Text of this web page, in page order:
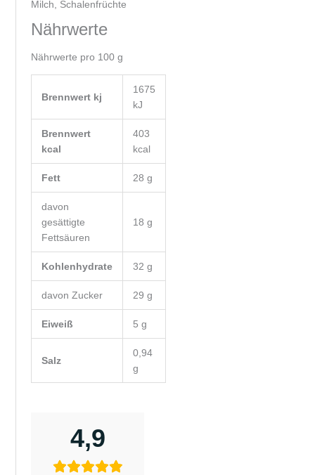
Milch, Schalenfrüchte
Nährwerte
Nährwerte pro 100 g
Brennwert kj
1675
kJ
Brennwert
kcal
403
kcal
Fett 28 g
davon
gesättigte
Fettsäuren
18 g
Kohlenhydrate 32 g
davon Zucker 29 g
Eiweiß 5 g
Salz
0,94
g
4,9